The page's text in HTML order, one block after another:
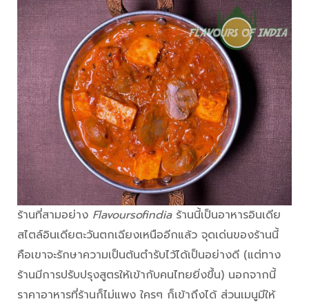
ร้านที่สามอย่าง Flavoursofindiaร้านนี้เป็นอาหารอินเดีย
สไตล์อินเดียตะวันตกเฉียงเหนืออีกแล้ว จุดเด่นของร้านนี้
คือเขาจะรักษาความเป็นต้นตำรับไว้ได้เป็นอย่างดี (แต่ทาง
ร้านมีการปรับปรุงสูตรให้เข้ากับคนไทยยิ่งขึ้น) นอกจากนี้
ราคาอาหารที่ร้านก็ไม่แพง ใครๆ ก็เข้าถึงได้ ส่วนเมนูมีให้